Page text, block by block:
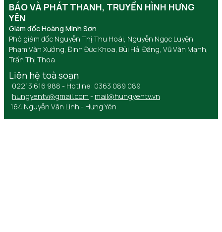
BÁO VÀ PHÁT THANH, TRUYỀN HÌNH HƯNG
YÊN
Giám đốc Hoàng Minh Sơn
Phó giám đốc Nguyễn Thị Thu Hoài, Nguyễn Ngọc Luyện,
Phạm Văn Xướng, Đinh Đức Khoa, Bùi Hải Đăng, Vũ Văn Mạnh,
Trần Thị Thoa
Liên hệ toà soạn
02213 616 988 - Hotline: 0363 089 089
hungyentv@gmail.com - mail@hungyentv.vn
164 Nguyễn Văn Linh - Hưng Yên